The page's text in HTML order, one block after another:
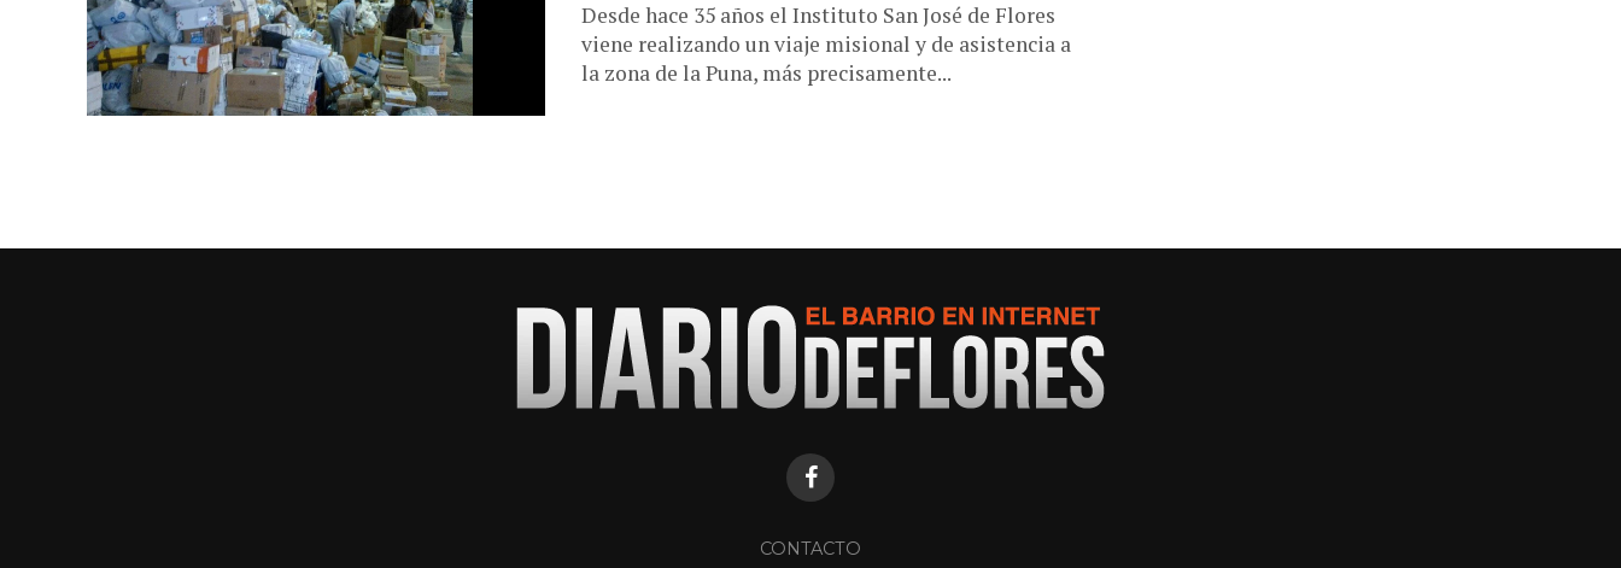
Desde hace 35 años el Instituto San José de Flores
viene realizando un viaje misional y de asistencia a
la zona de la Puna, más precisamente...
CONTACTO